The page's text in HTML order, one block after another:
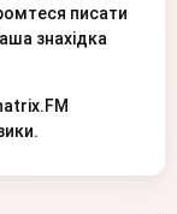
писати
знахідка